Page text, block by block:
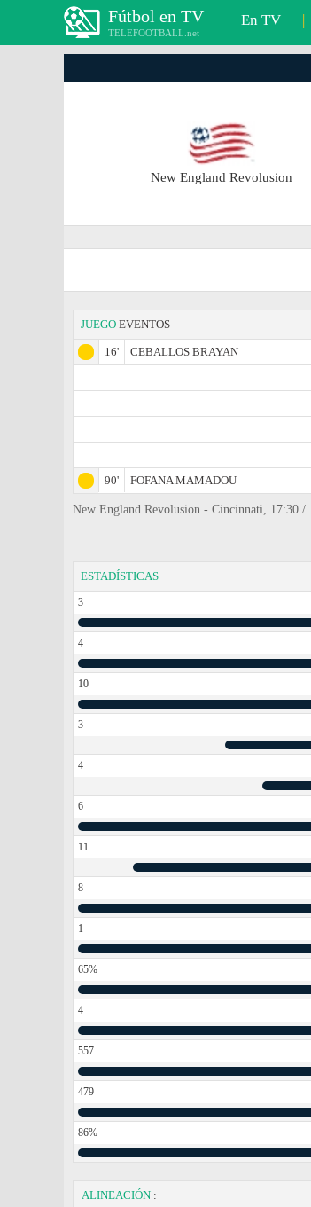
Fútbol en TV
TELEFOOTBALL.net
En TV |
New England Revolusion
JUEGO EVENTOS
16'
CEBALLOS BRAYAN
90'
FOFANA MAMADOU
New England Revolusion - Cincinnati, 17:30
ESTADÍSTICAS
3
4
10
3
4
6
11
8
1
65%
4
557
479
86%
ALINEACIÓN :